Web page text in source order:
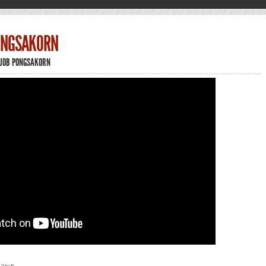
JOB PONGSAKORN